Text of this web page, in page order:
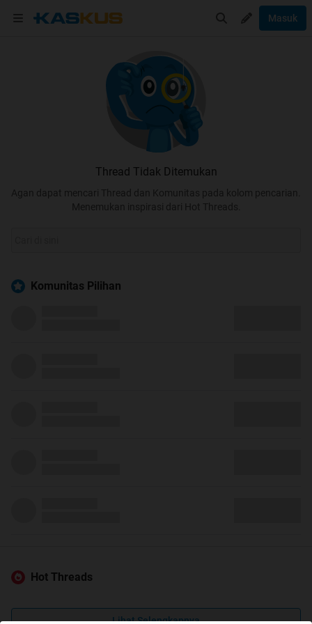
Masuk
Thread Tidak Ditemukan
Agan dapat mencari Thread dan Komunitas pada kolom pencarian.
Menemukan inspirasi dari Hot Threads.
Komunitas Pilihan
Hot Threads
Lihat Selengkapnya